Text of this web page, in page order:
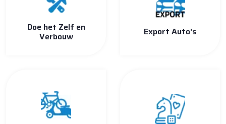
Doe het Zelf en
Verbouw Export Auto's